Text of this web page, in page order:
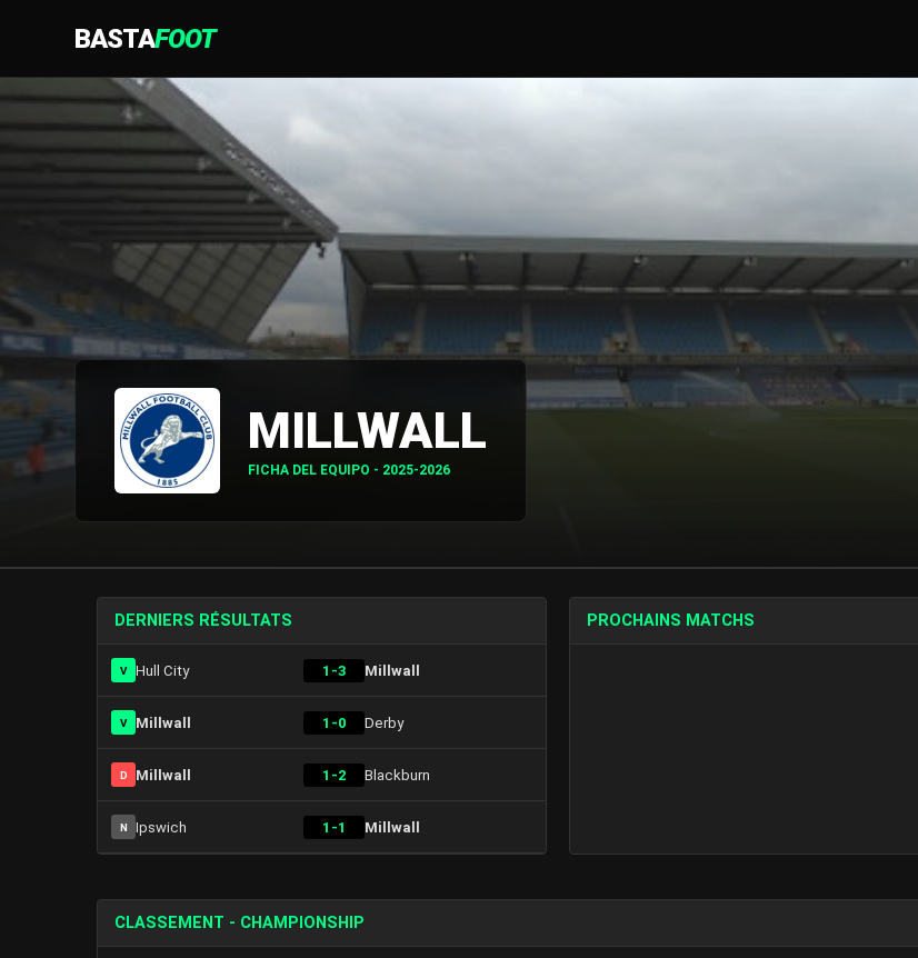
BASTAFOOT
MILLWALL
FICHA DEL EQUIPO - 2025-2026
DERNIERS RÉSULTATS
V Hull City 1-3 Millwall
V Millwall 1-0 Derby
D Millwall 1-2 Blackburn
N Ipswich 1-1 Millwall
PROCHAINS MATCHS
CLASSEMENT - CHAMPIONSHIP